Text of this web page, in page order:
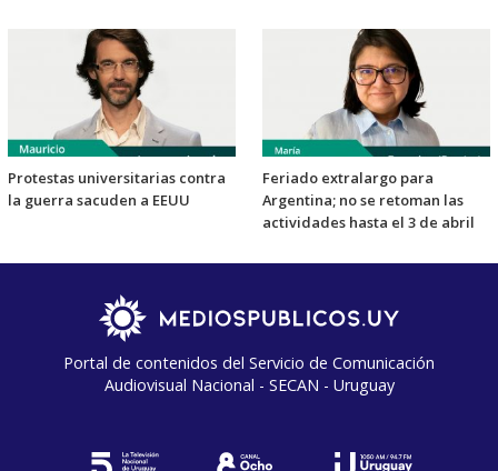
Protestas universitarias contra
la guerra sacuden a EEUU
Feriado extralargo para
Argentina; no se retoman las
actividades hasta el 3 de abril
Portal de contenidos del Servicio de Comunicación
Audiovisual Nacional - SECAN - Uruguay